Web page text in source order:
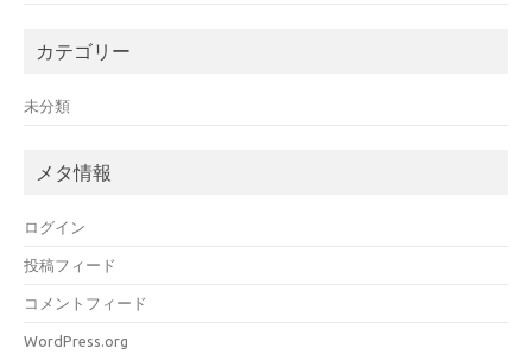
カテゴリー
未分類
メタ情報
ログイン
投稿フィード
コメントフィード
WordPress.org